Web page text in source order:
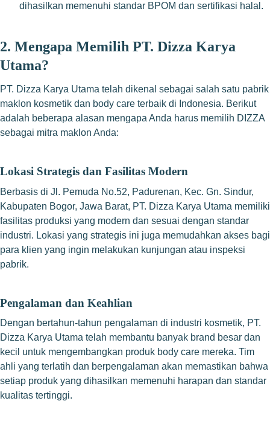
dihasilkan memenuhi standar BPOM dan sertifikasi halal.
2. Mengapa Memilih PT. Dizza Karya
Utama?
PT. Dizza Karya Utama telah dikenal sebagai salah satu pabrik
maklon kosmetik dan body care terbaik di Indonesia. Berikut
adalah beberapa alasan mengapa Anda harus memilih DIZZA
sebagai mitra maklon Anda:
Lokasi Strategis dan Fasilitas Modern
Berbasis di Jl. Pemuda No.52, Padurenan, Kec. Gn. Sindur,
Kabupaten Bogor, Jawa Barat, PT. Dizza Karya Utama memiliki
fasilitas produksi yang modern dan sesuai dengan standar
industri. Lokasi yang strategis ini juga memudahkan akses bagi
para klien yang ingin melakukan kunjungan atau inspeksi
pabrik.
Pengalaman dan Keahlian
Dengan bertahun-tahun pengalaman di industri kosmetik, PT.
Dizza Karya Utama telah membantu banyak brand besar dan
kecil untuk mengembangkan produk body care mereka. Tim
ahli yang terlatih dan berpengalaman akan memastikan bahwa
setiap produk yang dihasilkan memenuhi harapan dan standar
kualitas tertinggi.